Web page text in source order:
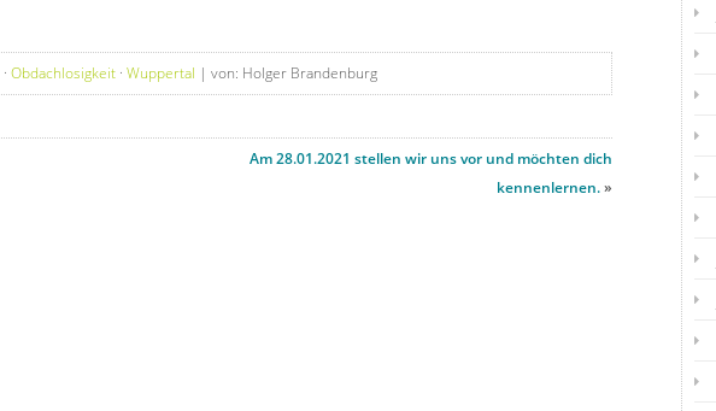
· Obdachlosigkeit · Wuppertal | von: Holger Brandenburg
Am 28.01.2021 stellen wir uns vor und möchten dich
kennenlernen.»